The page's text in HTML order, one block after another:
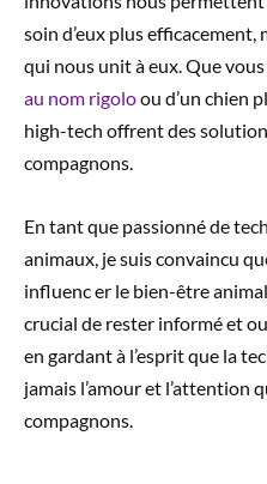
soin d’eux plus efficacement,
qui nous unit à eux. Que
au nom rigoloou d’un chien
high-tech offrent des
compagnons.
En tant que passionné de
animaux, je suis convaincu
influenc er le bien-être
crucial de rester informé et
en gardant à l’esprit que la
jamais l’amour et l’attention
compagnons.